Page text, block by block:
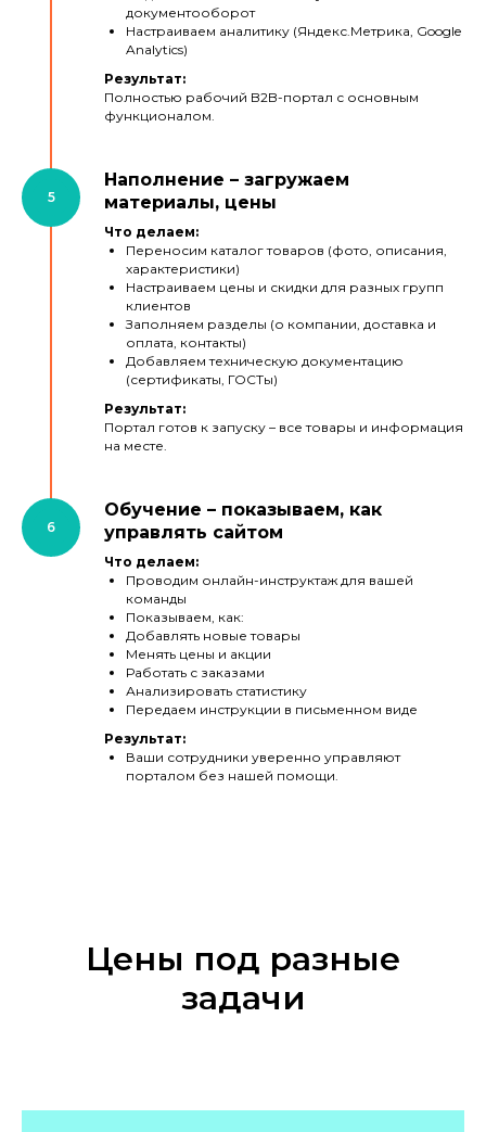
документооборот
Настраиваем аналитику (Яндекс.Метрика, Google
Analytics)
Результат:
Полностью рабочий B2B-портал с основным
функционалом.
Наполнение – загружаем
материалы, цены
Что делаем:
Переносим каталог товаров (фото, описания,
характеристики)
Настраиваем цены и скидки для разных групп
клиентов
Заполняем разделы (о компании, доставка и
оплата, контакты)
Добавляем техническую документацию
(сертификаты, ГОСТы)
Результат:
Портал готов к запуску – все товары и информация
на месте.
Обучение – показываем, как
управлять сайтом
Что делаем:
Проводим онлайн-инструктаж для вашей
команды
Показываем, как:
Добавлять новые товары
Менять цены и акции
Работать с заказами
Анализировать статистику
Передаем инструкции в письменном виде
Результат:
Ваши сотрудники уверенно управляют
порталом без нашей помощи.
Цены под разные
задачи